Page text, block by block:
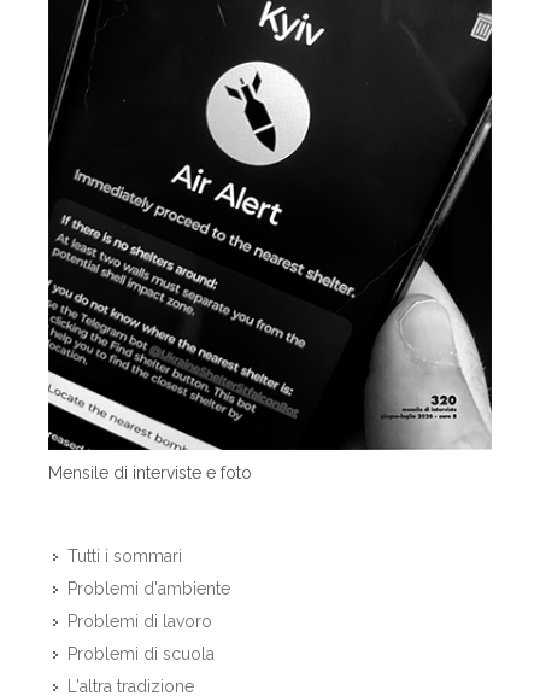
Mensile di interviste e foto
Tutti i sommari
Problemi d'ambiente
Problemi di lavoro
Problemi di scuola
L'altra tradizione